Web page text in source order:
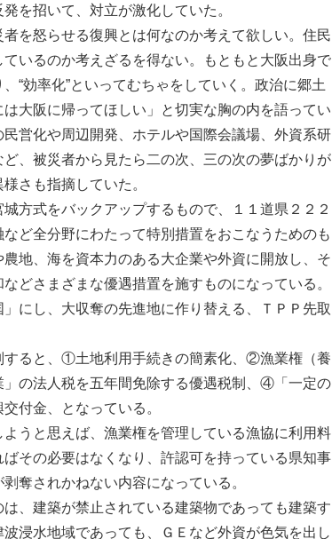
を招いて、対立が激化していた。
を怒らせる復興とは何なのか考えて欲しい。住民
いるのか考えざるを得ない。もともと大阪出身で
“効率化”といってむちゃをしていく。政治に郷土
大阪に帰ってほしい」と切実な胸の内を語ってい
営化や周辺開発、ホテルや国際会議場、外資系研
、被災者から見たら二の次、三の次の夢ばかりが
さも指摘していた。
方式をバックアップするもので、１１道県２２２
ど全分野にわたって特別措置をおこなうためのも
地、海を資本力のある大企業や外資に開放し、そ
どさまざまな優遇措置を施すものになっている。
にし、大収奪の先進地に作り替える、ＴＰＰ先取
ると、①土地利用手続きの簡素化、②漁業権（養
の法人税を五年間免除する優遇税制、④「一定の
付金、となっている。
うと思えば、漁業権を管理している漁協に利用料
その必要はなくなり、許認可を持っている県知事
奪されかねない内容になっている。
、建築が禁止されている建築物であっても建築す
浸水地域であっても、ＧＥなど外資が色気を出し